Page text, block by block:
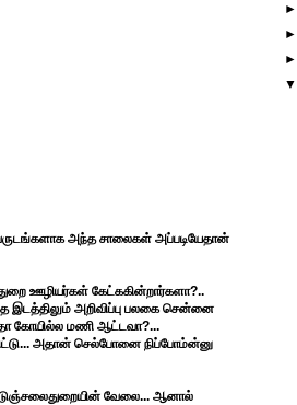
அந்த சாலைகள் அப்படியேதான்
ஊழியர்கள் கேட்ககின்றார்களா?..
இடத்திலும் அறிவிப்பு பலகை சென்னை
கோயில்ல மணி ஆட்டவா?...
அதான் செல்போனை நிப்போம்ன்னு
வேலை... ஆனால்
►
►
►
▼